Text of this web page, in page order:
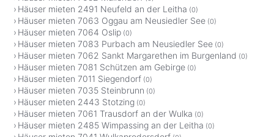
Häuser mieten 2491 Neufeld an der Leitha (0)
Häuser mieten 7063 Oggau am Neusiedler See (0)
Häuser mieten 7064 Oslip (0)
Häuser mieten 7083 Purbach am Neusiedler See (0)
Häuser mieten 7062 Sankt Margarethen im Burgenland (0)
Häuser mieten 7081 Schützen am Gebirge (0)
Häuser mieten 7011 Siegendorf (0)
Häuser mieten 7035 Steinbrunn (0)
Häuser mieten 2443 Stotzing (0)
Häuser mieten 7061 Trausdorf an der Wulka (0)
Häuser mieten 2485 Wimpassing an der Leitha (0)